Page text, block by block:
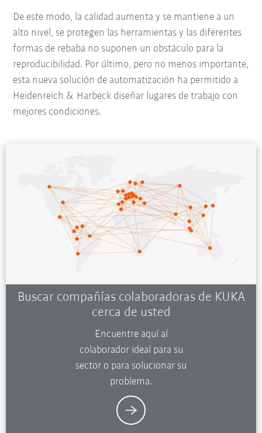
De este modo, la calidad aumenta y se mantiene a un
alto nivel, se protegen las herramientas y las diferentes
formas de rebaba no suponen un obstáculo para la
reproducibilidad. Por último, pero no menos importante,
esta nueva solución de automatización ha permitido a
Heidenreich & Harbeck diseñar lugares de trabajo con
mejores condiciones.
Buscar compañías colaboradoras de KUKA
cerca de usted
Encuentre aquí al
colaborador ideal para su
sector o para solucionar su
problema.